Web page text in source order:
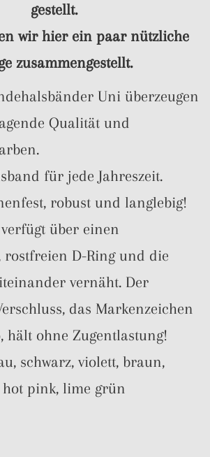
gestellt.
wir hier ein paar nützliche
zusammengestellt.
Uni überzeugen
Qualität und
für jede Jahreszeit.
robust und langlebig!
über einen
rostfreien D-Ring und die
vernäht. Der
das Markenzeichen
hält ohne Zugentlastung!
schwarz, violett, braun,
hot pink, lime grün